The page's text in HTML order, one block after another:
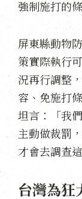
強制施打的
屏東縣動物
策實際執行
況再行調整
容、免施打
坦言：「我
主動做裁罰
才會去調查
台灣為狂